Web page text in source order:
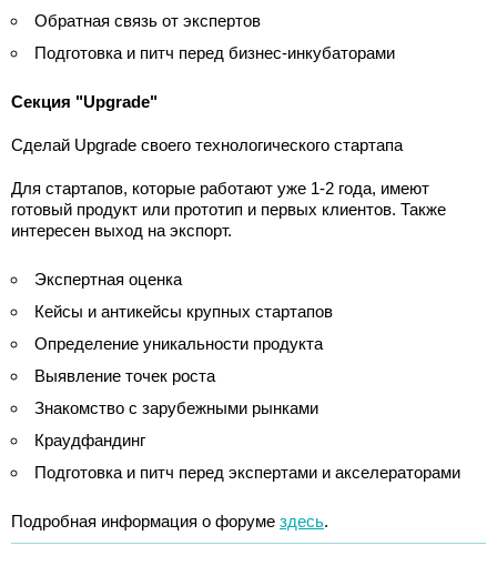
Обратная связь от экспертов
Подготовка и питч перед бизнес-инкубаторами
Секция "Upgrade"
Сделай Upgrade своего технологического стартапа
Для стартапов, которые работают уже 1-2 года, имеют
готовый продукт или прототип и первых клиентов. Также
интересен выход на экспорт.
Экспертная оценка
Кейсы и антикейсы крупных стартапов
Определение уникальности продукта
Выявление точек роста
Знакомство с зарубежными рынками
Краудфандинг
Подготовка и питч перед экспертами и акселераторами
Подробная информация о форуме здесь.